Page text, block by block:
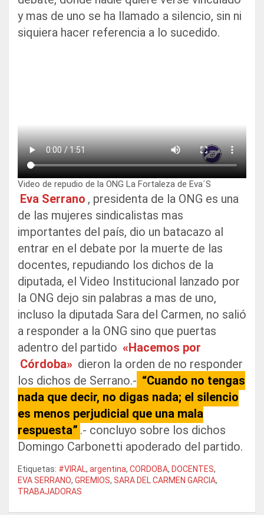
y mas de uno se ha llamado a silencio, sin ni
siquiera hacer referencia a lo sucedido.
Video de repudio de la ONG La Fortaleza de Eva´S
Eva Serrano , presidenta de la ONG es una
de las mujeres sindicalistas mas
importantes del país, dio un batacazo al
entrar en el debate por la muerte de las
docentes, repudiando los dichos de la
diputada, el Video Institucional lanzado por
la ONG dejo sin palabras a mas de uno,
incluso la diputada Sara del Carmen, no salió
a responder a la ONG sino que puertas
adentro del partido «Hacemos por
Córdoba» dieron la orden de no responder
los dichos de Serrano.- “Cuando no tengas
nada que decir, no digas nada; el silencio
es menos perjudicial que una mala
respuesta” .- concluyo sobre los dichos
Domingo Carbonetti apoderado del partido.
Etiquetas: #VIRAL, argentina, CORDOBA, DOCENTES,
EVA SERRANO, GREMIOS, SARA DEL CARMEN GARCIA,
TRABAJADORAS